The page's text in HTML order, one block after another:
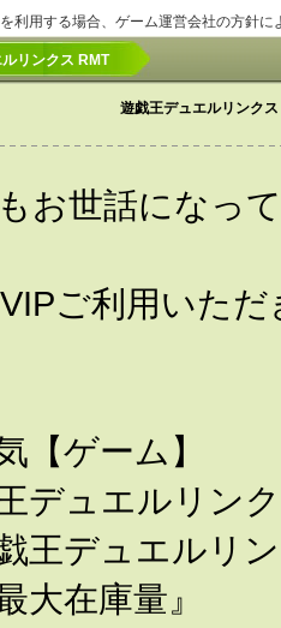
利用する場合、ゲーム運営会社の方針
リンクス RMT
遊戯王デュエルリンク
お世話になっ
ご利用いた
【ゲーム】
デュエルリン
王デュエルリ
大在庫量 』